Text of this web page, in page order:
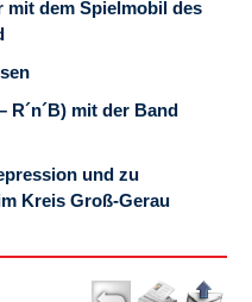
mit dem Spielmobil des
R´n´B) mit der Band
und zu
Kreis Groß-Gerau